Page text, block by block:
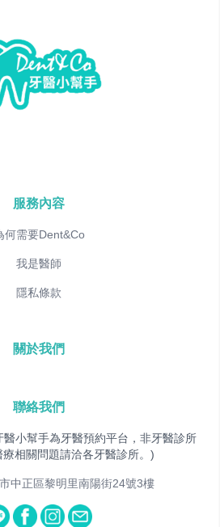
服務內容
何需要Dent&Co
我是醫師
隱私條款
關於我們
聯絡我們
醫小幫手為牙醫預約平台，非牙醫診所
相關問題請洽各牙醫診所。)
中正區黎明里南陽街24號3樓